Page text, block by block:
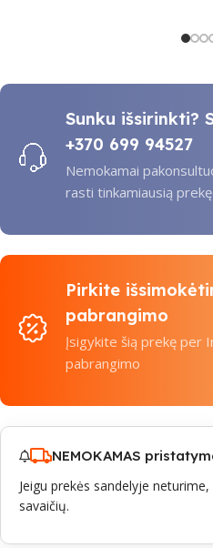
Sunku išsirinkti?
+370 699 94527
Nemokamai
rasti tinkamiausią prekę
Pirkite
pabrangimo
Įsigykite šią prekę per
pabrangimo
NEMOKAMAS
Jeigu prekės sandelyje
savaičių.